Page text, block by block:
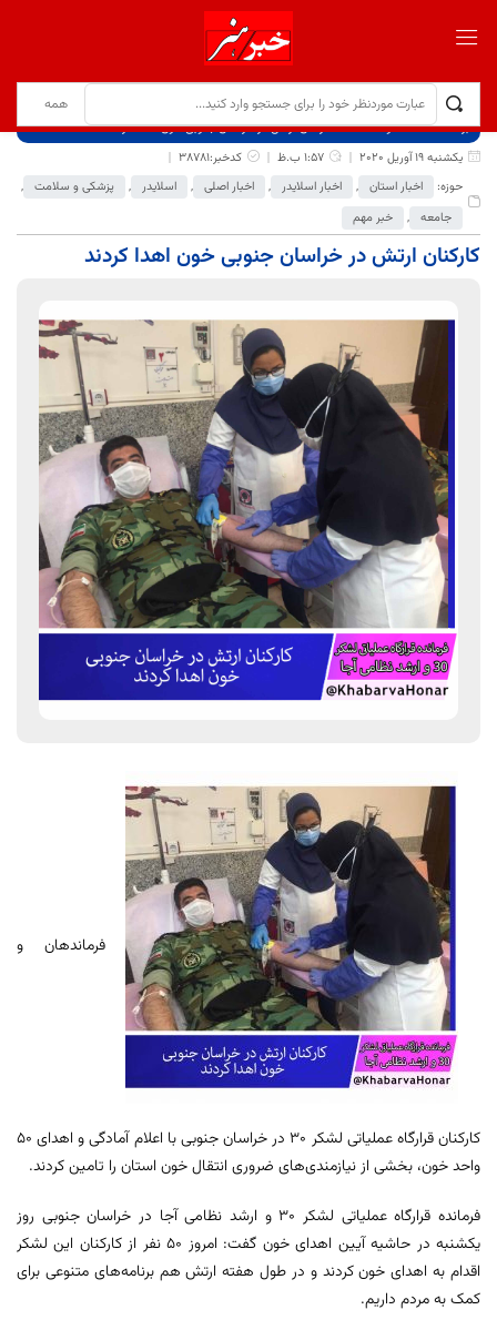
برگ نخست نوشته‌ها
کارکنان ارتش در خراسان جنوبی خون اهدا کردند
یکشنبه 19 آوریل 2020
1:57 ب.ظ
کدخبر:38781
حوزه:
اخبار استان , اخبار اسلایدر , اخبار اصلی , اسلایدر , پزشکی و سلامت ,
جامعه , خبر مهم
کارکنان ارتش در خراسان جنوبی خون اهدا کردند
فرماندهان و
کارکنان قرارگاه عملیاتی لشکر ۳۰ در خراسان جنوبی با اعلام آمادگی و اهدای ۵۰
واحد خون، بخشی از نیازمندی‌های ضروری انتقال خون استان را تامین کردند.
فرمانده قرارگاه عملیاتی لشکر ۳۰ و ارشد نظامی آجا در خراسان جنوبی روز
یکشنبه در حاشیه آیین اهدای خون گفت: امروز ۵۰ نفر از کارکنان این لشکر
اقدام به اهدای خون کردند و در طول هفته ارتش هم برنامه‌های متنوعی برای
کمک به مردم داریم.